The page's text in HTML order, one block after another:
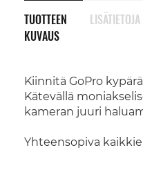
TUOTTEEN
KUVAUS
Kiinnitä GoPro
Kätevällä
kameran juuri
Yhteensopiva
LISÄTIETOJA